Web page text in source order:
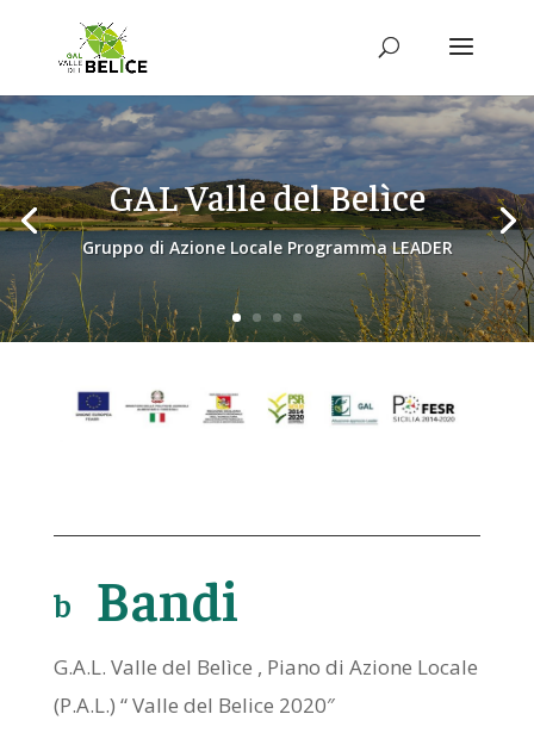
GAL Valle del Belìce
Gruppo di Azione Locale Programma LEADER
b
o
k
Bandi
G.A.L. Valle del Belìce , Piano di Azione Locale
(P.A.L.) “ Valle del Belice 2020″